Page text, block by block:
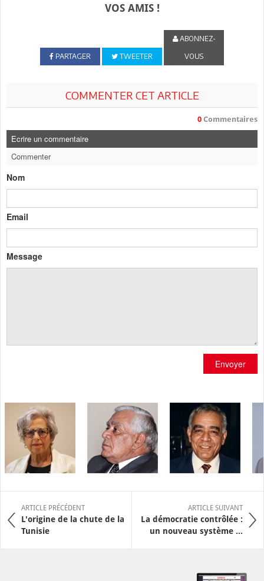
VOS AMIS !
PARTAGER TWEETER
ABONNEZ-
VOUS
COMMENTER CET ARTICLE
0 Commentaires
Ecrire un commentaire
Commenter
Nom
Email
Message
Envoyer
ARTICLE PRÉCÉDENT
L'origine de la chute de la
Tunisie
ARTICLE SUIVANT
La démocratie contrôlée :
un nouveau système ...